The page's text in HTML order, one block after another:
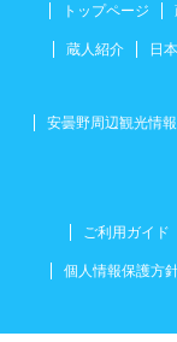
トップページ
蔵人紹介 日
安曇野周辺観光情報
ご利用ガイド
個人情報保護方